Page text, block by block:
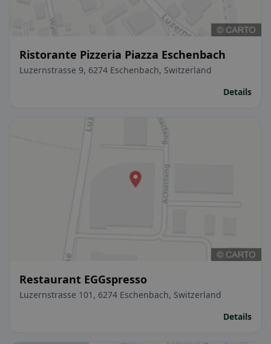
Ristorante Pizzeria Piazza Eschenbach
Luzernstrasse 9, 6274 Eschenbach, Switzerland
Details
Restaurant EGGspresso
Luzernstrasse 101, 6274 Eschenbach, Switzerland
Details